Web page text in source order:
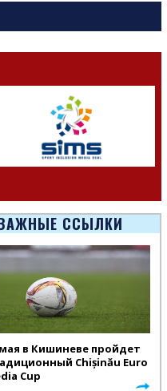
ССЫЛКИ
в Кишиневе пройдет
Chișinău Euro
Cup